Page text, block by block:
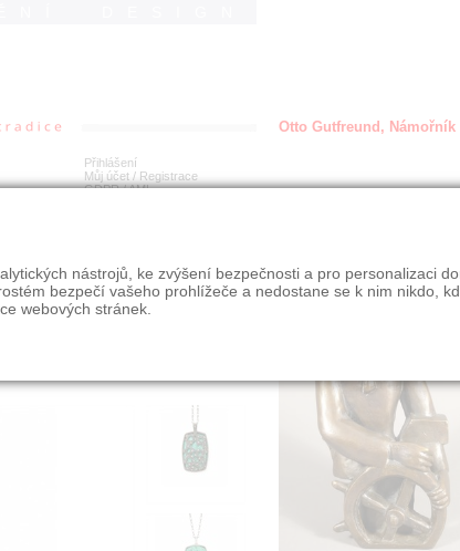
Přihlášení
Můj účet / Registrace
GDPR/AML
Otto Gutfreund, Námořník
nástrojů, ke zvýšení bezpečnosti a pro personalizaci
bezpečí vašeho prohlížeče a nedostane se k nim nikdo,
webových stránek.